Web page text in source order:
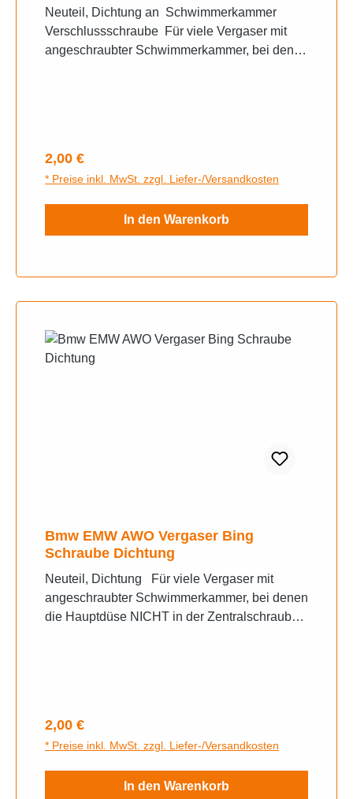
Neuteil, Dichtung an Schwimmerkammer
Verschlussschraube Für viele Vergaser mit
angeschraubter Schwimmerkammer, bei denen
Regulärer Preis:
2,00 €
* Preise inkl. MwSt. zzgl. Liefer-/Versandkosten
In den Warenkorb
Bmw EMW AWO Vergaser Bing
Schraube Dichtung
Neuteil, Dichtung Für viele Vergaser mit
angeschraubter Schwimmerkammer, bei denen
die Hauptdüse NICHT in der Zentralschraube
Regulärer Preis:
2,00 €
* Preise inkl. MwSt. zzgl. Liefer-/Versandkosten
In den Warenkorb